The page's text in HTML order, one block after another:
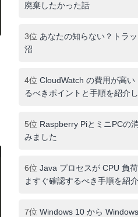
廃棄したかった話
3位 あなたの知らない？トラ
沼
4位 CloudWatch の費用が高い
るべきポイントと手順を紹介し
5位 Raspberry PiとミニPCの
みました
6位 Java プロセスが CPU 負
ますぐ確認するべき手順を紹
7位 Windows 10 から